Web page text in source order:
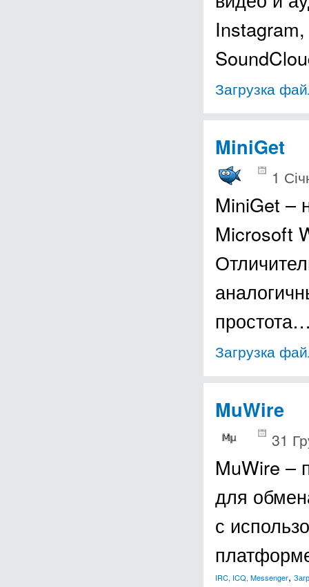
Загрузка
MiniGet
1
MiniGet –
Microsoft
Загрузка
MuWire
31
MuWire –
для
с
IRC, ICQ, Messenger,